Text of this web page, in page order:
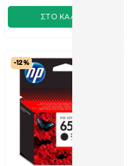
ΣΤΟ ΚΑΛΑΘΙ
-12 %